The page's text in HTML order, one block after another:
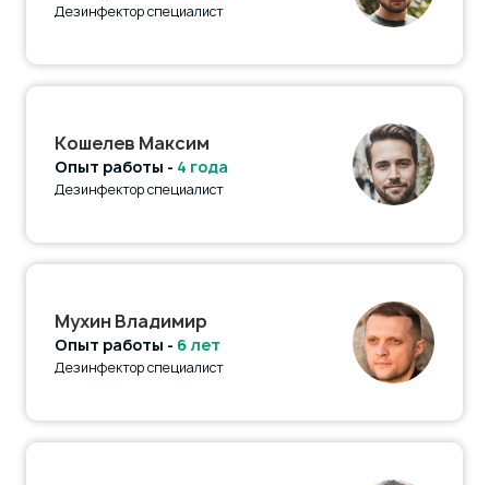
Дезинфектор специалист
Кошелев Максим
Опыт работы - 4 года
Дезинфектор специалист
Мухин Владимир
Опыт работы - 6 лет
Дезинфектор специалист